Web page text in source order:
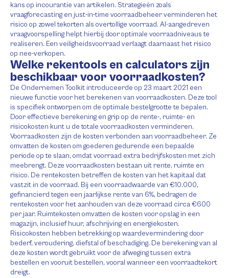
kans op incourantie van artikelen. Strategieën zoals
vraagforecasting en just-in-time voorraadbeheer verminderen het
risico op zowel tekorten als overtollige voorraad. AI-aangedreven
vraagvoorspelling helpt hierbij door optimale voorraadniveaus te
realiseren. Een veiligheidsvoorraad verlaagt daarnaast het risico
op nee-verkopen.
Welke rekentools en calculators zijn
beschikbaar voor voorraadkosten?
De Ondernemen Toolkit introduceerde op 23 maart 2021 een
nieuwe functie voor het berekenen van voorraadkosten. Deze tool
is specifiek ontworpen om de optimale bestelgrootte te bepalen.
Door effectieve berekening en grip op de rente-, ruimte- en
risicokosten kunt u de totale voorraadkosten verminderen.
Voorraadkosten zijn de kosten verbonden aan voorraadbeheer. Ze
omvatten de kosten om goederen gedurende een bepaalde
periode op te slaan, omdat voorraad extra bedrijfskosten met zich
meebrengt. Deze voorraadkosten bestaan uit rente, ruimte en
risico. De rentekosten betreffen de kosten van het kapitaal dat
vastzit in de voorraad. Bij een voorraadwaarde van €10.000,
gefinancierd tegen een jaarlijkse rente van 6%, bedragen de
rentekosten voor het aanhouden van deze voorraad circa €600
per jaar. Ruimtekosten omvatten de kosten voor opslag in een
magazijn, inclusief huur, afschrijving en energiekosten.
Risicokosten hebben betrekking op waardevermindering door
bederf, veroudering, diefstal of beschadiging. De berekening van al
deze kosten wordt gebruikt voor de afweging tussen extra
bestellen en vooruit bestellen, vooral wanneer een voorraadtekort
dreigt.